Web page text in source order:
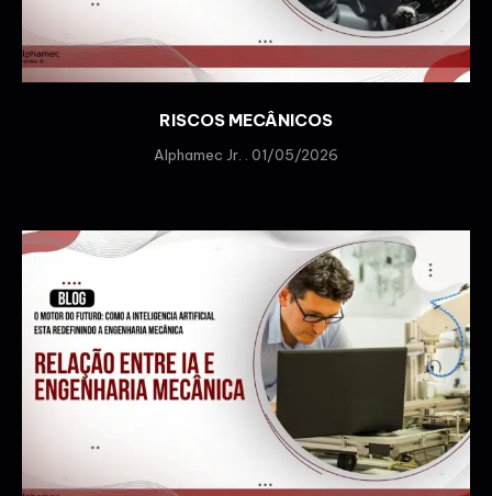
RISCOS MECÂNICOS
Alphamec Jr. 01/05/2026